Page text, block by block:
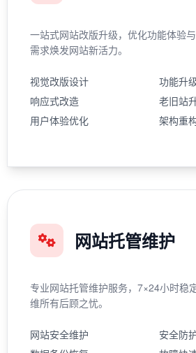
一站式网站改版升级，优化功能体验
需求焕发网站新活力。
视觉改版设计
功能升
响应式改造
老旧站
用户体验优化
架构重
网站托管维护
专业网站托管维护服务，7×24小时稳
维所有后顾之忧。
网站安全维护
安全防